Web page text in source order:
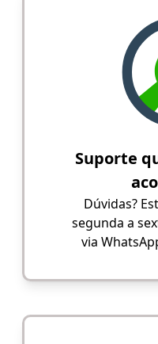
Suporte
Dúvidas?
segunda a
via